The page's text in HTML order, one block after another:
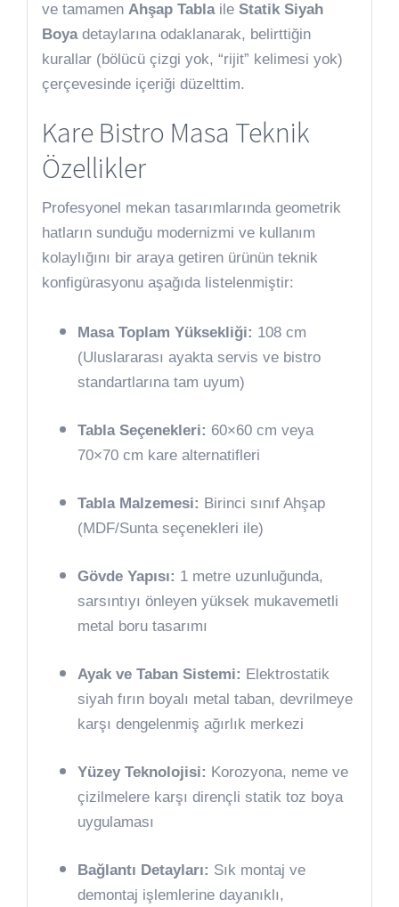
ve tamamen Ahşap Tablaile Statik Siyah
Boyadetaylarına odaklanarak, belirttiğin
kurallar (bölücü çizgi yok, “rijit” kelimesi yok)
çerçevesinde içeriği düzelttim.
Kare Bistro Masa Teknik
Özellikler
Profesyonel mekan tasarımlarında geometrik
hatların sunduğu modernizmi ve kullanım
kolaylığını bir araya getiren ürünün teknik
konfigürasyonu aşağıda listelenmiştir:
Masa Toplam Yüksekliği: 108 cm
(Uluslararası ayakta servis ve bistro
standartlarına tam uyum)
Tabla Seçenekleri: 60×60 cm veya
70×70 cm kare alternatifleri
Tabla Malzemesi: Birinci sınıf Ahşap
(MDF/Sunta seçenekleri ile)
Gövde Yapısı: 1 metre uzunluğunda,
sarsıntıyı önleyen yüksek mukavemetli
metal boru tasarımı
Ayak ve Taban Sistemi: Elektrostatik
siyah fırın boyalı metal taban, devrilmeye
karşı dengelenmiş ağırlık merkezi
Yüzey Teknolojisi: Korozyona, neme ve
çizilmelere karşı dirençli statik toz boya
uygulaması
Bağlantı Detayları: Sık montaj ve
demontaj işlemlerine dayanıklı,